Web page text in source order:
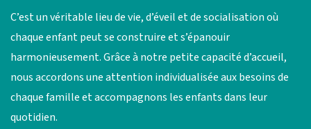
C’est un véritable lieu de vie, d’éveil et de socialisation où
chaque enfant peut se construire et s’épanouir
harmonieusement. Grâce à notre petite capacité d’accueil,
nous accordons une attention individualisée aux besoins de
chaque famille et accompagnons les enfants dans leur
quotidien.